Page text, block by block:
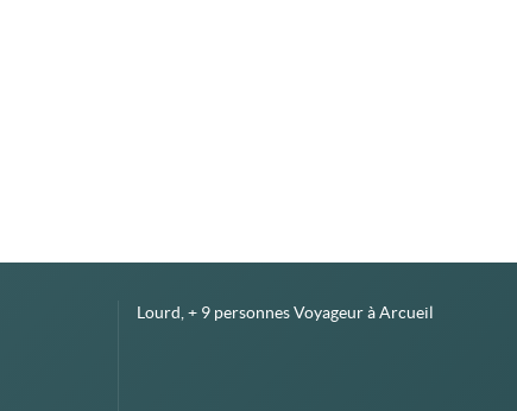
Lourd, + 9 personnes Voyageur à Arcueil